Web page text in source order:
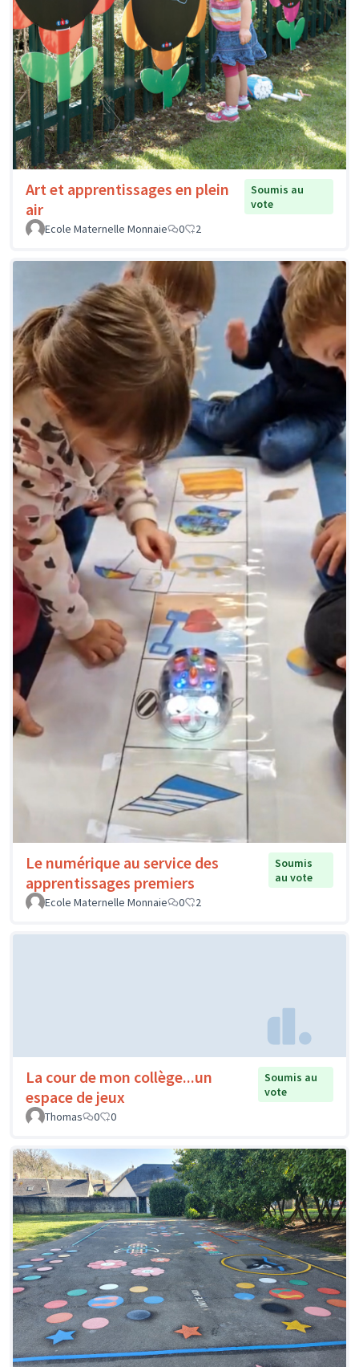
Art et apprentissages en plein
air
Soumis au
vote
Ecole Maternelle Monnaie
0 2
Le numérique au service des
apprentissages premiers
Soumis
au vote
Ecole Maternelle Monnaie
0 2
La cour de mon collège...un
espace de jeux
Soumis au
vote
Thomas
0 0